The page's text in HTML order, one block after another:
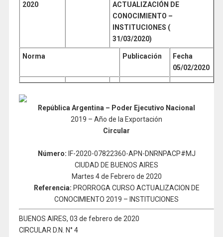
2020
ACTUALIZACIÓN DE
CONOCIMIENTO –
INSTITUCIONES (
31/03/2020)
Norma Publicación
Fecha
05/02/2020
República Argentina – Poder Ejecutivo Nacional
2019 – Año de la Exportación
Circular
Número: IF-2020-07822360-APN-DNRNPACP#MJ
CIUDAD DE BUENOS AIRES
Martes 4 de Febrero de 2020
Referencia: PRORROGA CURSO ACTUALIZACION DE
CONOCIMIENTO 2019 – INSTITUCIONES
BUENOS AIRES, 03 de febrero de 2020
CIRCULAR D.N. N° 4